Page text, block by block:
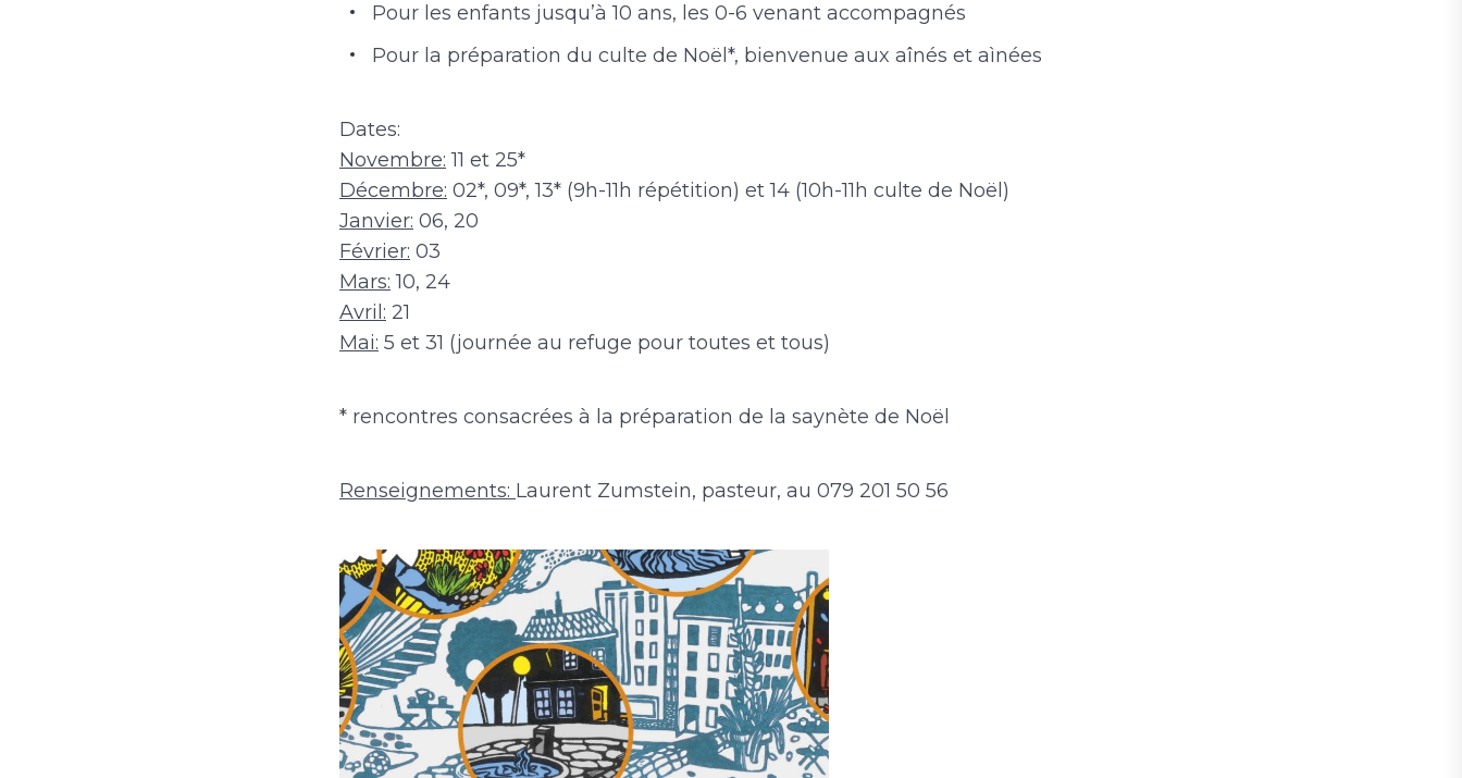
Pour les enfants jusqu’à 10 ans, les 0-6 venant accompagnés
Pour la préparation du culte de Noël*, bienvenue aux aînés et aìnées
Dates:
Novembre: 11 et 25*
Décembre: 02*, 09*, 13* (9h-11h répétition) et 14 (10h-11h culte de Noël)
Janvier: 06, 20
Février: 03
Mars: 10, 24
Avril: 21
Mai: 5 et 31 (journée au refuge pour toutes et tous)
* rencontres consacrées à la préparation de la saynète de Noël
Renseignements: Laurent Zumstein, pasteur, au 079 201 50 56